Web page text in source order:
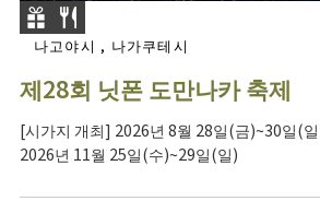
나고야시 , 나가쿠테시
제28회 닛폰 도만나카 축제
[시가지 개최] 2026년 8월 28일(금)~30일(
2026년 11월 25일(수)~29일(일)